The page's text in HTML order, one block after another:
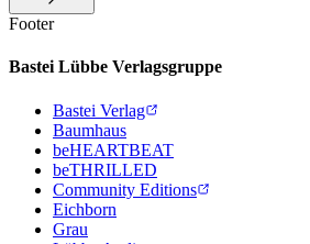
Footer
Bastei Lübbe Verlagsgruppe
Bastei Verlag
Baumhaus
beHEARTBEAT
beTHRILLED
Community Editions
Eichborn
Grau